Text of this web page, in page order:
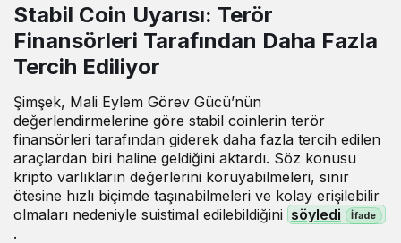
Stabil Coin Uyarısı: Terör
Finansörleri Tarafından Daha Fazla
Tercih Ediliyor
Şimşek, Mali Eylem Görev Gücü’nün
değerlendirmelerine göre stabil coinlerin terör
finansörleri tarafından giderek daha fazla tercih edilen
araçlardan biri haline geldiğini aktardı. Söz konusu
kripto varlıkların değerlerini koruyabilmeleri, sınır
ötesine hızlı biçimde taşınabilmeleri ve kolay erişilebilir
olmaları nedeniyle suistimal edilebildiğini söyledi
.